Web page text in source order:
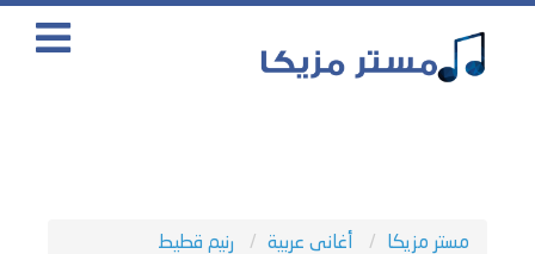
مستر مزيكا أغانى عربية
رنيم قطيط